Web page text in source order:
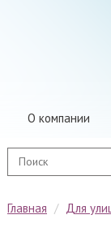
О компании
Главная / Для